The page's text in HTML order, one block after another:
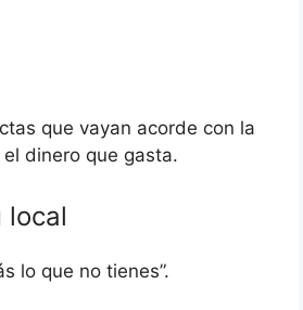
que vayan acorde con la
dinero que gasta.
local
lo que no tienes”.